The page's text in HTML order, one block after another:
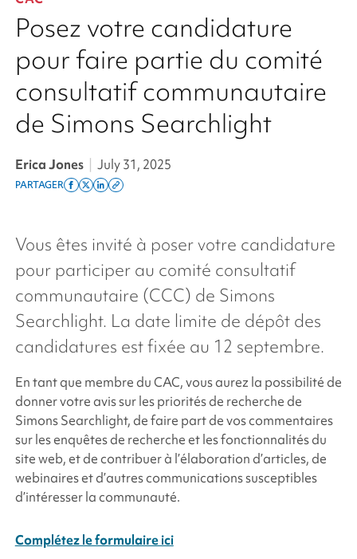
Posez votre candidature
pour faire partie du comité
consultatif communautaire
de Simons Searchlight
Erica Jones July 31, 2025
PARTAGER
Share
facebook
Share
twitter
Share
linkedin
Copy
page
link
Vous êtes invité à poser votre candidature
pour participer au comité consultatif
communautaire (CCC) de Simons
Searchlight. La date limite de dépôt des
candidatures est fixée au 12 septembre.
En tant que membre du CAC, vous aurez la possibilité de
donner votre avis sur les priorités de recherche de
Simons Searchlight, de faire part de vos commentaires
sur les enquêtes de recherche et les fonctionnalités du
site web, et de contribuer à l’élaboration d’articles, de
webinaires et d’autres communications susceptibles
d’intéresser la communauté.
Complétez le formulaire ici